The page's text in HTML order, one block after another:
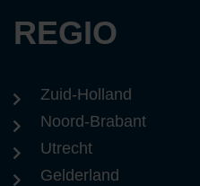
REGIO
Zuid-Holland
Noord-Brabant
Utrecht
Gelderland